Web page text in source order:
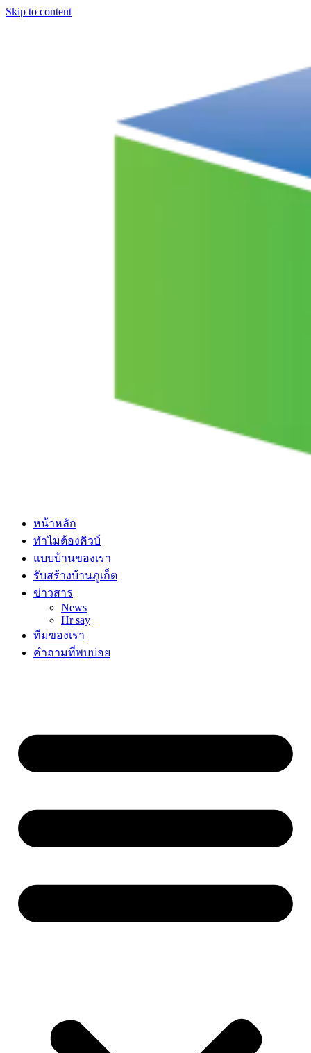
Skip to content
หน้าหลัก
ทําไมต้องคิวบ์
แบบบ้านของเรา
รับสร้างบ้านภูเก็ต
ข่าวสาร
News
Hr say
ทีมของเรา
คำถามที่พบบ่อย